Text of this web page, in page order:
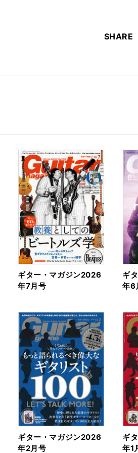
SHARE
ギター・マガジン2026
年7月号
ギ
年6
ギター・マガジン2026
年2月号
ギ
年1